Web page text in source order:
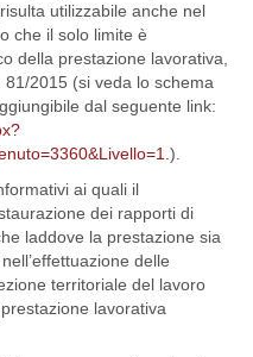
utilizzabile anche nel
che il solo limite è
della prestazione lavorativa,
81/2015 (si veda lo schema
dal seguente link:
).
ai quali il
dei rapporti di
laddove la prestazione sia
delle
territoriale del lavoro
lavorativa